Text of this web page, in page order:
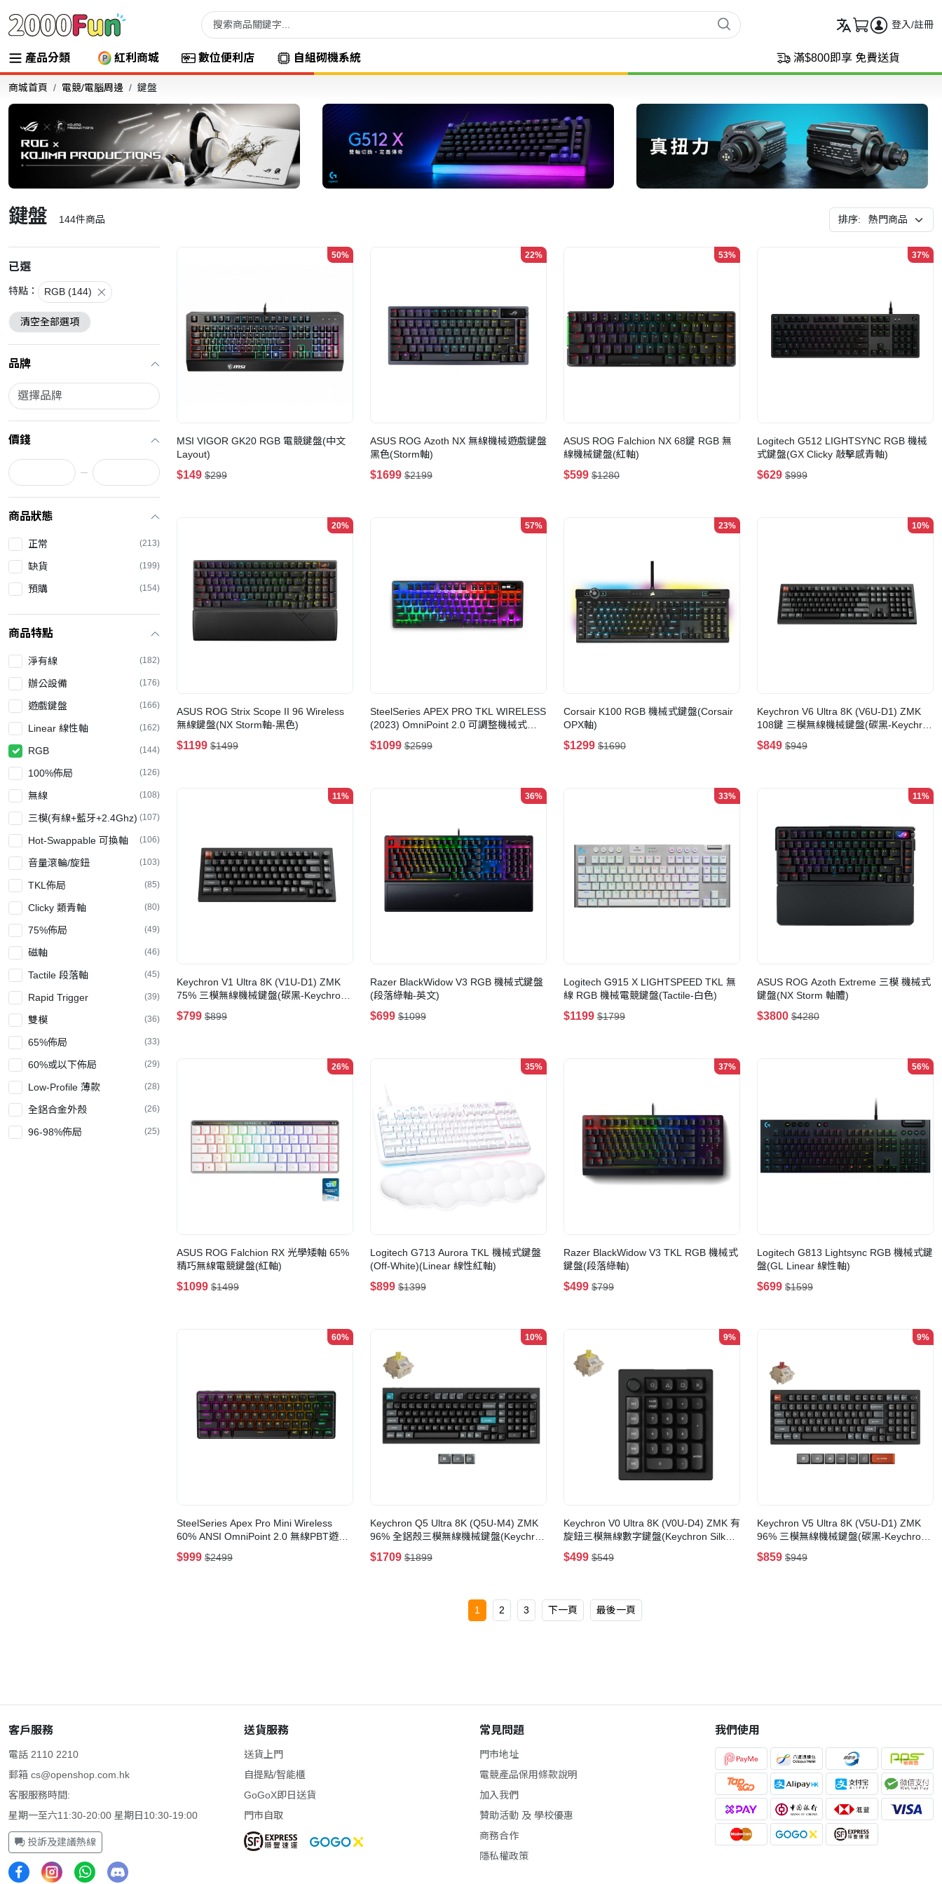
登入/註冊
產品分類 紅利商城 數位便利店 自組砌機系統 滿$800即享 免費送貨
商城首頁 電競/電腦周邊 鍵盤
鍵盤 144件商品 排序:
已選
特點： RGB (144)
清空全部選項
品牌
價錢
商品狀態
正常 (213)
缺貨 (199)
預購 (154)
商品特點
淨有線 (182)
辦公設備 (176)
遊戲鍵盤 (166)
Linear 線性軸 (162)
RGB (144)
100%佈局 (126)
無線 (108)
三模(有線+藍牙+2.4Ghz) (107)
Hot-Swappable 可換軸 (106)
音量滾輪/旋鈕 (103)
TKL佈局 (85)
Clicky 類青軸 (80)
75%佈局 (49)
磁軸 (46)
Tactile 段落軸 (45)
Rapid Trigger (39)
雙模 (36)
65%佈局 (33)
60%或以下佈局 (29)
Low-Profile 薄款 (28)
全鋁合金外殼 (26)
96-98%佈局 (25)
50%
MSI VIGOR GK20 RGB 電競鍵盤(中文
Layout)
$149 $299
22%
ASUS ROG Azoth NX 無線機械遊戲鍵盤
黑色(Storm軸)
$1699 $2199
53%
ASUS ROG Falchion NX 68鍵 RGB 無
線機械鍵盤(紅軸)
$599 $1280
37%
Logitech G512 LIGHTSYNC RGB 機械
式鍵盤(GX Clicky 敲擊感青軸)
$629 $999
20%
ASUS ROG Strix Scope II 96 Wireless
無線鍵盤(NX Storm軸-黑色)
$1199 $1499
57%
SteelSeries APEX PRO TKL WIRELESS
(2023) OmniPoint 2.0 可調整機械式
RGB 無線PBT鍵盤
$1099 $2599
23%
Corsair K100 RGB 機械式鍵盤(Corsair
OPX軸)
$1299 $1690
10%
Keychron V6 Ultra 8K (V6U-D1) ZMK
108鍵 三模無線機械鍵盤(碳黑-Keychron
Silk POM 紅軸)
$849 $949
11%
Keychron V1 Ultra 8K (V1U-D1) ZMK
75% 三模無線機械鍵盤(碳黑-Keychron
Silk POM 紅軸)
$799 $899
36%
Razer BlackWidow V3 RGB 機械式鍵盤
(段落綠軸-英文)
$699 $1099
33%
Logitech G915 X LIGHTSPEED TKL 無
線 RGB 機械電競鍵盤(Tactile-白色)
$1199 $1799
11%
ASUS ROG Azoth Extreme 三模 機械式
鍵盤(NX Storm 軸體)
$3800 $4280
26%
ASUS ROG Falchion RX 光學矮軸 65%
精巧無線電競鍵盤(紅軸)
$1099 $1499
35%
Logitech G713 Aurora TKL 機械式鍵盤
(Off-White)(Linear 線性紅軸)
$899 $1399
37%
Razer BlackWidow V3 TKL RGB 機械式
鍵盤(段落綠軸)
$499 $799
56%
Logitech G813 Lightsync RGB 機械式鍵
盤(GL Linear 線性軸)
$699 $1599
60%
SteelSeries Apex Pro Mini Wireless
60% ANSI OmniPoint 2.0 無線PBT遊戲
鍵盤
$999 $2499
10%
Keychron Q5 Ultra 8K (Q5U-M4) ZMK
96% 全鋁殼三模無線機械鍵盤(Keychron
Silk POM 香蕉軸-黑色)
$1709 $1899
9%
Keychron V0 Ultra 8K (V0U-D4) ZMK 有
旋鈕三模無線數字鍵盤(Keychron Silk
POM 香蕉軸)
$499 $549
9%
Keychron V5 Ultra 8K (V5U-D1) ZMK
96% 三模無線機械鍵盤(碳黑-Keychron
Silk POM 紅軸)
$859 $949
1 2 3 下一頁 最後一頁
客戶服務
電話 2110 2210
郵箱 cs@openshop.com.hk
客服服務時間:
星期一至六11:30-20:00 星期日10:30-19:00
投訴及建議熱線
送貨服務
送貨上門
自提點/智能櫃
GoGoX即日送貨
門市自取
常見問題
門市地址
電競產品保用條款說明
加入我們
贊助活動 及 學校優惠
商務合作
隱私權政策
我們使用